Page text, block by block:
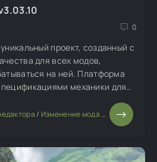
0
проект, созданный с
для всех модов,
на ней. Платформа
механики для
частью, динамичной
/ Изменение мода или игры